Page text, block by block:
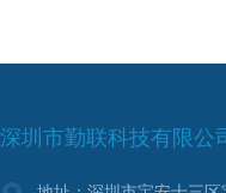
深圳市勤联科技有限公